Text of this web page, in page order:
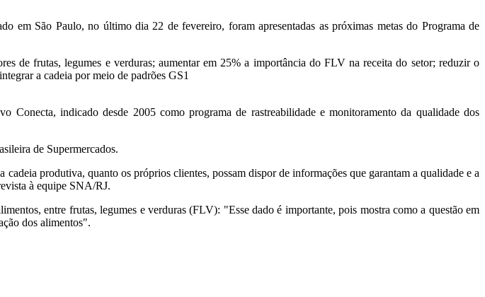
em São Paulo, no último dia 22 de fevereiro, foram apresentadas as próximas metas do Programa de
de frutas, legumes e verduras; aumentar em 25% a importância do FLV na receita do setor; reduzir o
a cadeia por meio de padrões GS1
Conecta, indicado desde 2005 como programa de rastreabilidade e monitoramento da qualidade dos
de Supermercados.
produtiva, quanto os próprios clientes, possam dispor de informações que garantam a qualidade e a
à equipe SNA/RJ.
entre frutas, legumes e verduras (FLV): "Esse dado é importante, pois mostra como a questão em
dos alimentos".